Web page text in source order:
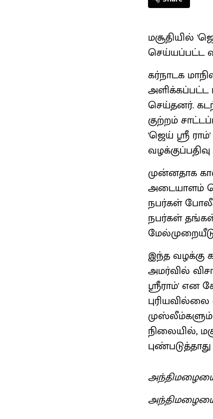
மசூதியில்
செய்யப்பட்ட
கர்நாடக
அளிக்கப்பட்ட
செய்தனர்.
குற்றம்
'ஜெய் ஸ்ரீ
முன்னதாக
அடையாளம்
நபர்கள்
நபர்கள் தங்கள்
இந்த வழக்கு
அமர்வில்
ஸ்ரீராம்' என
புரியவில்லை
முஸ்லீம்களும்
நிலையில்,